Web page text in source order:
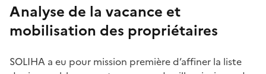
Analyse de la vacance et
mobilisation des propriétaires
SOLIHA a eu pour mission première d’affiner la liste